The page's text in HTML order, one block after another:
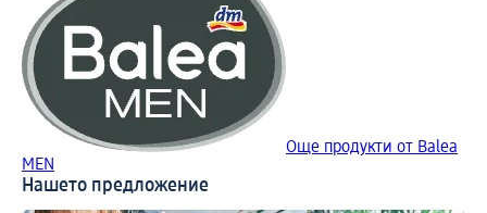
Още продукти от Balea
MEN
Нашето предложение